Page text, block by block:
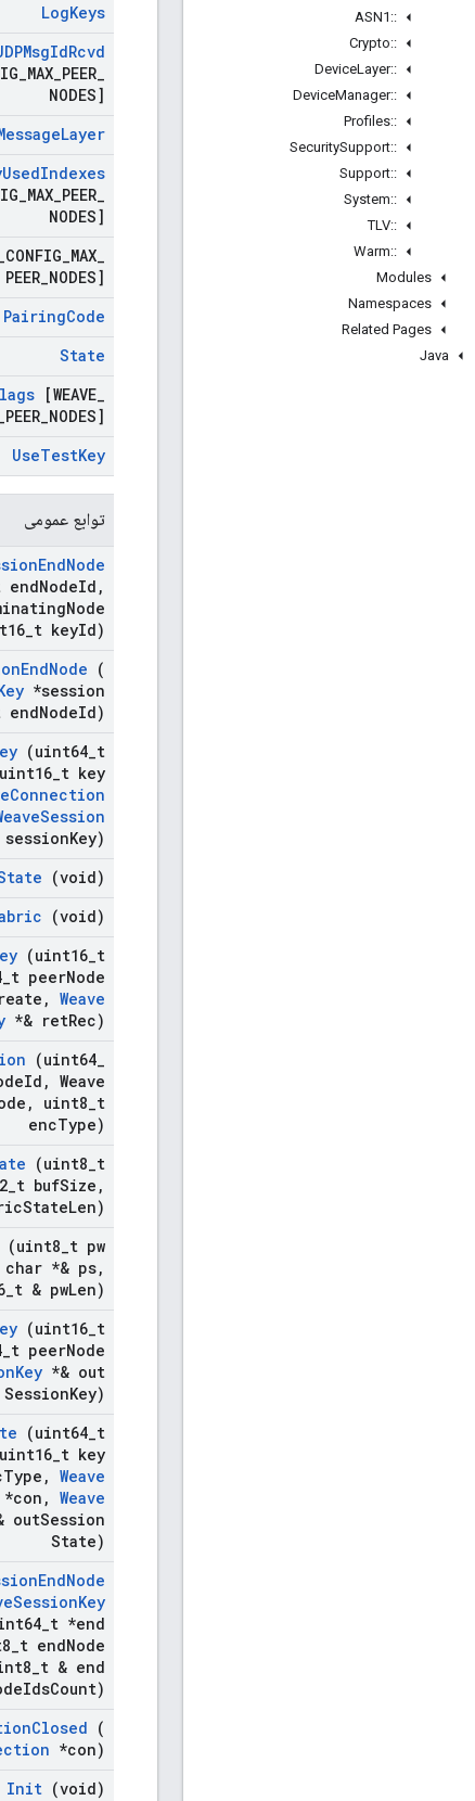
::
ASN1
::
Crypto
::
DeviceLayer
::
DeviceManager
::
Profiles
::
SecuritySupport
::
Support
::
System
::
TLV
::
Warm
Modules
Namespaces
Related Pages
Java
LogKeys
IdRcvd
MAX PEER
NODES]
Layer
UsedIndexes
MAX PEER
NODES]
CONFIG MAX
PEER NODES]
PairingCode
State
[WEAVE
PEER NODES]
UseTestKey
توابع عمومی
EndNode
endNodeId ,
Node
t keyId)
EndNode (
*session
endNodeId)
(uint64 t
uint16 t key
Connection
Session
sessionKey)
(void)
(void)
(uint16 t
t peerNode
, Weave
*& retRec)
(uint64
Id , Weave
, uint8 t
encType)
(uint8 t
t bufSize ,
StateLen)
(uint8 t pw
char *& ps,
t & pwLen)
(uint16 t
t peerNode
Key *& out
SessionKey)
(uint64 t
uint16 t key
Type , Weave
*con , Weave
outSession
State)
EndNode
SessionKey
t *end
t endNode
t & end
IdsCount)
Closed (
*con)
Init (void)